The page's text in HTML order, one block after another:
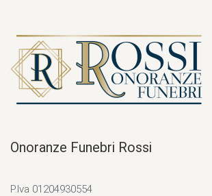
Onoranze Funebri Rossi
P.Iva 01204930554